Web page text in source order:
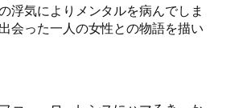
浮気によりメンタルを病んでしま
会った一人の女性との物語を描い